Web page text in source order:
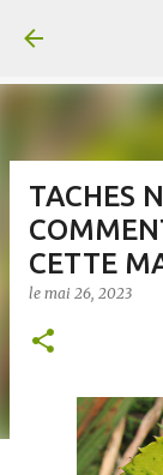
TACHES
CETTE
le mai 26, 2023